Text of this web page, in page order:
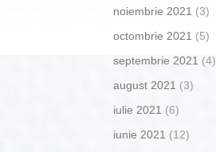
noiembrie 2021 (3)
octombrie 2021 (5)
septembrie 2021 (4)
august 2021 (3)
iulie 2021 (6)
iunie 2021 (12)